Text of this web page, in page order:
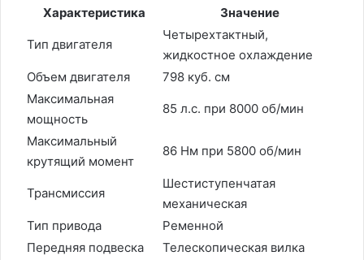
Характеристика Значение
Тип двигателя
Четырехтактный,
жидкостное охлаждение
Объем двигателя
798 куб. см
Максимальная
мощность
85 л.с. при 8000 об/мин
Максимальный
крутящий момент
86 Нм при 5800 об/мин
Трансмиссия
Шестиступенчатая
механическая
Тип привода
Ременной
Передняя подвеска
Телескопическая вилка